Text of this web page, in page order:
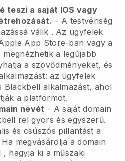
teszi a saját IOS vagy
- A testvériség
válik . Az ügyfelek
App Store-ban vagy a
megnézhetik a legújabb
a szövődményeket, és
az ügyfelek
Blackbell alkalmazást, ahol
a platformot.
nevét - A saját domain
rel gyors és egyszerű.
és csúszós pillantást a
Ha megvásárolja a domain
, hagyja ki a műszaki